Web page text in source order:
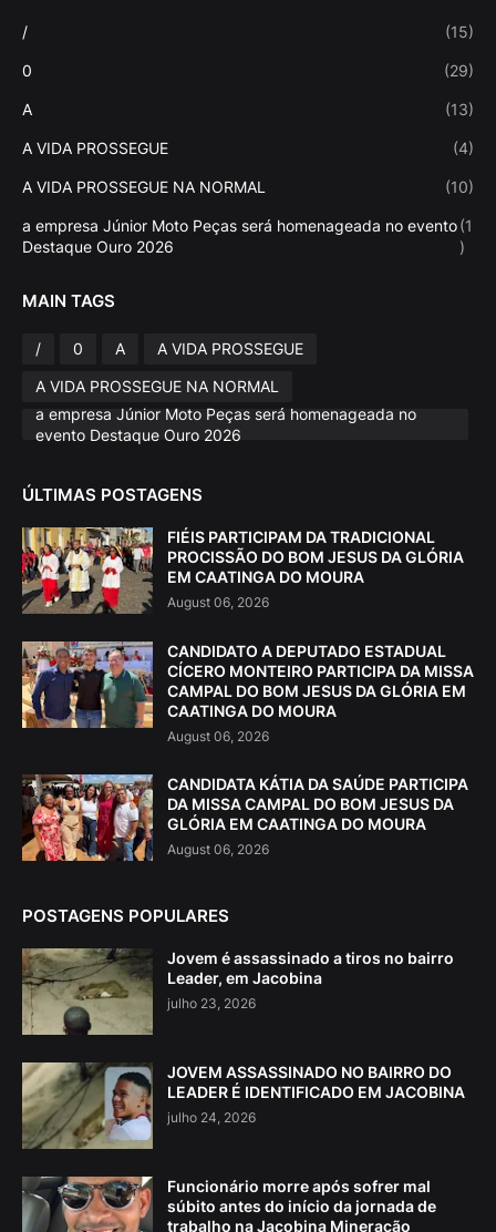
/ (15)
0 (29)
A (13)
A VIDA PROSSEGUE (4)
A VIDA PROSSEGUE NA NORMAL (10)
a empresa Júnior Moto Peças será homenageada no evento
Destaque Ouro 2026
(1
)
MAIN TAGS
/ 0 A
A VIDA PROSSEGUE
A VIDA PROSSEGUE NA NORMAL
a empresa Júnior Moto Peças será homenageada no
evento Destaque Ouro 2026
ÚLTIMAS POSTAGENS
FIÉIS PARTICIPAM DA TRADICIONAL
PROCISSÃO DO BOM JESUS DA GLÓRIA
EM CAATINGA DO MOURA
August 06, 2026
CANDIDATO A DEPUTADO ESTADUAL
CÍCERO MONTEIRO PARTICIPA DA MISSA
CAMPAL DO BOM JESUS DA GLÓRIA EM
CAATINGA DO MOURA
August 06, 2026
CANDIDATA KÁTIA DA SAÚDE PARTICIPA
DA MISSA CAMPAL DO BOM JESUS DA
GLÓRIA EM CAATINGA DO MOURA
August 06, 2026
POSTAGENS POPULARES
Jovem é assassinado a tiros no bairro
Leader, em Jacobina
julho 23, 2026
JOVEM ASSASSINADO NO BAIRRO DO
LEADER É IDENTIFICADO EM JACOBINA
julho 24, 2026
Funcionário morre após sofrer mal
súbito antes do início da jornada de
trabalho na Jacobina Mineração